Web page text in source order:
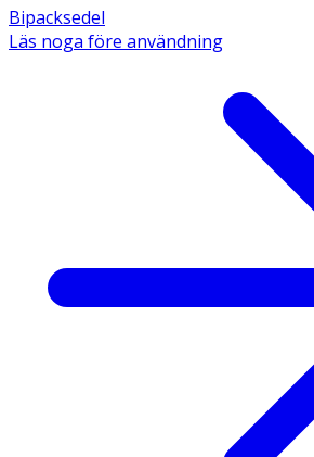
Bipacksedel
Läs noga före användning